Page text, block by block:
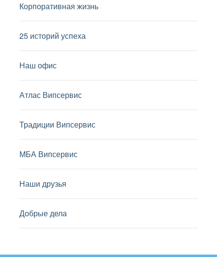
Корпоративная жизнь
25 историй успеха
Наш офис
Атлас Випсервис
Традиции Випсервис
МБА Випсервис
Наши друзья
Добрые дела